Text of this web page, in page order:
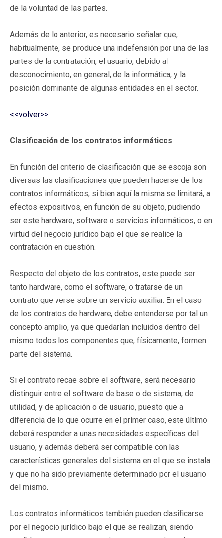
de la voluntad de las partes.
Además de lo anterior, es necesario señalar que,
habitualmente, se produce una indefensión por una de las
partes de la contratación, el usuario, debido al
desconocimiento, en general, de la informática, y la
posición dominante de algunas entidades en el sector.
<<volver>>
Clasificación de los contratos informáticos
En función del criterio de clasificación que se escoja son
diversas las clasificaciones que pueden hacerse de los
contratos informáticos, si bien aquí la misma se limitará, a
efectos expositivos, en función de su objeto, pudiendo
ser este hardware, software o servicios informáticos, o en
virtud del negocio jurídico bajo el que se realice la
contratación en cuestión.
Respecto del objeto de los contratos, este puede ser
tanto hardware, como el software, o tratarse de un
contrato que verse sobre un servicio auxiliar. En el caso
de los contratos de hardware, debe entenderse por tal un
concepto amplio, ya que quedarían incluidos dentro del
mismo todos los componentes que, físicamente, formen
parte del sistema.
Si el contrato recae sobre el software, será necesario
distinguir entre el software de base o de sistema, de
utilidad, y de aplicación o de usuario, puesto que a
diferencia de lo que ocurre en el primer caso, este último
deberá responder a unas necesidades específicas del
usuario, y además deberá ser compatible con las
características generales del sistema en el que se instala
y que no ha sido previamente determinado por el usuario
del mismo.
Los contratos informáticos también pueden clasificarse
por el negocio jurídico bajo el que se realizan, siendo